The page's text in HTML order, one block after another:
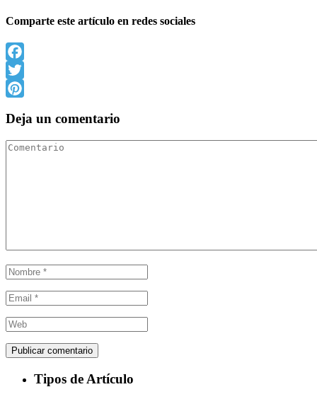
Comparte este artículo en redes sociales
Facebook
Twitter
Deja un comentario
Tipos de Artículo